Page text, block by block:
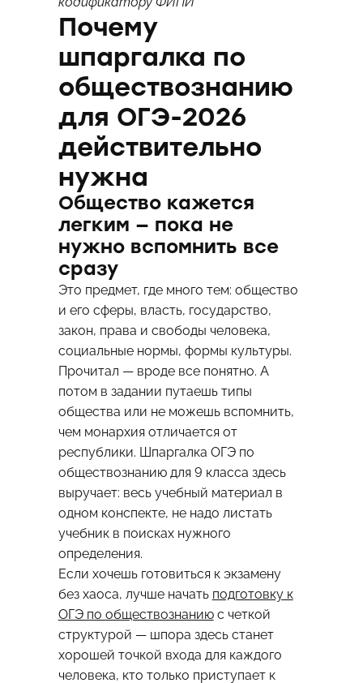
Почему
шпаргалка по
обществознанию
для ОГЭ-2026
действительно
нужна
Общество кажется
легким — пока не
нужно вспомнить все
сразу
Это предмет, где много тем: общество
и его сферы, власть, государство,
закон, права и свободы человека,
социальные нормы, формы культуры.
Прочитал — вроде все понятно. А
потом в задании путаешь типы
общества или не можешь вспомнить,
чем монархия отличается от
республики. Шпаргалка ОГЭ по
обществознанию для 9 класса здесь
выручает: весь учебный материал в
одном конспекте, не надо листать
учебник в поисках нужного
определения.
Если хочешь готовиться к экзамену
без хаоса, лучше начать подготовку к
ОГЭ по обществознаниюс четкой
структурой — шпора здесь станет
хорошей точкой входа для каждого
человека, кто только приступает к